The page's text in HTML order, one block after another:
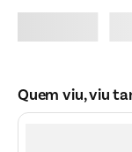
Quem viu, viu